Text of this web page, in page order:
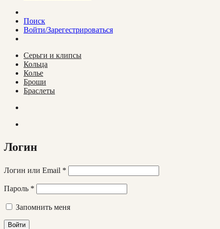
Поиск
Войти/Зарегестрироваться
Cерьги и клипсы
Кольца
Колье
Броши
Браслеты
Логин
Логин или Email *
Пароль *
Запомнить меня
Войти